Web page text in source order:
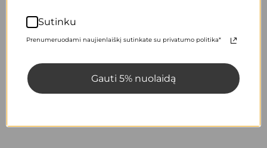
Lieiniai su trijų rūšių sūriais
Sutinku
Prenumeruodami naujienlaiškį sutinkate su privatumo politika*
Gauti 5% nuolaidą